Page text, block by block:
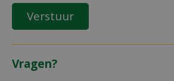
Vragen?